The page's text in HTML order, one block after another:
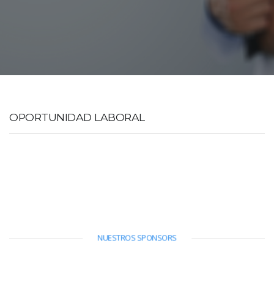
OPORTUNIDAD LABORAL
NUESTROS SPONSORS